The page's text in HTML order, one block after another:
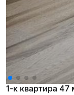
1-к квартира 47